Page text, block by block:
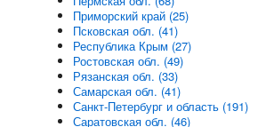
Приморский край (25)
Псковская обл. (41)
Республика Крым (27)
Ростовская обл. (49)
Рязанская обл. (33)
Самарская обл. (41)
Санкт-Петербург и область (191)
Саратовская обл. (46)